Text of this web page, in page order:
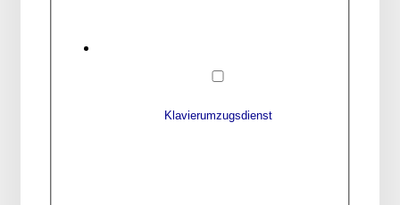
Klavierumzugsdienst